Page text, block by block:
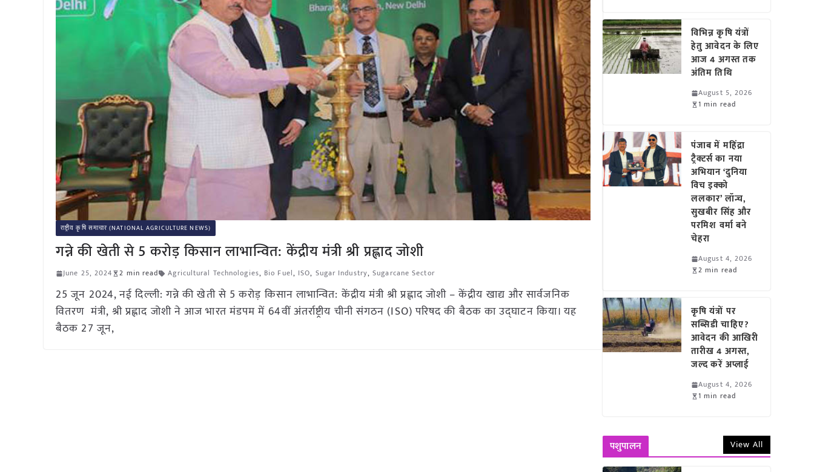
राष्ट्रीय कृषि समाचार (NATIONAL AGRICULTURE NEWS)
गन्ने की खेती से 5 करोड़ किसान लाभान्वित: केंद्रीय मंत्री श्री प्रह्लाद जोशी
June 25, 2024 2 min read Agricultural Technologies, Bio Fuel, ISO, Sugar Industry,Sugarcane Sector
25 जून 2024, नई दिल्ली: गन्ने की खेती से 5 करोड़ किसान लाभान्वित: केंद्रीय मंत्री श्री प्रह्लाद जोशी – केंद्रीय खाद्य और सार्वजनिक
वितरण मंत्री, श्री प्रह्लाद जोशी ने आज भारत मंडपम में 64वीं अंतर्राष्ट्रीय चीनी संगठन (ISO) परिषद की बैठक का उद्घाटन किया। यह
बैठक 27 जून,
विभिन्न कृषि यंत्रों
हेतु आवेदन के लिए
आज 4 अगस्त तक
अंतिम तिथि
August 5, 2026
1 min read
पंजाब में महिंद्रा
ट्रैक्टर्स का नया
अभियान ‘दुनिया
विच इक्को
ललकार’ लॉन्च,
सुखबीर सिंह और
परमिश वर्मा बने
चेहरा
August 4, 2026
2 min read
कृषि यंत्रों पर
सब्सिडी चाहिए?
आवेदन की आखिरी
तारीख 4 अगस्त,
जल्द करें अप्लाई
August 4, 2026
1 min read
पशुपालन View All